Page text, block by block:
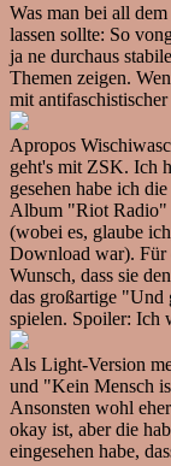
Was man bei all
lassen sollte: So
ja ne durchaus
Themen zeigen.
mit antifaschistischer
Apropos
geht's mit ZSK. Ich
gesehen habe ich
Album "Riot Radio"
(wobei es, glaube
Download war). Für
Wunsch, dass sie
das großartige "Und
spielen. Spoiler: Ich
Als Light-Version
und "Kein Mensch
Ansonsten wohl
okay ist, aber die
eingesehen habe,